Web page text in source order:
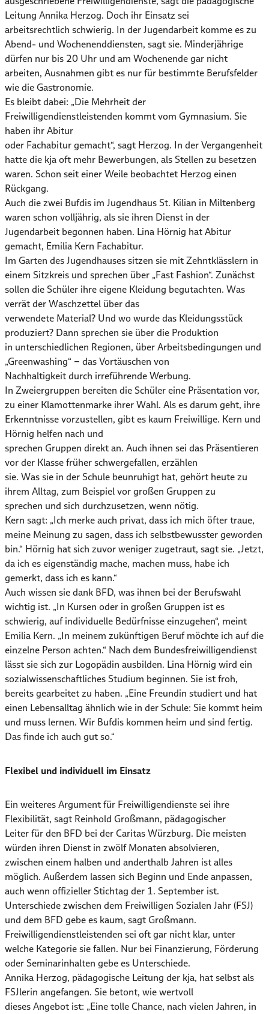
Leitung Annika Herzog. Doch ihr Einsatz sei
arbeitsrechtlich schwierig. In der Jugendarbeit komme es zu
Abend- und Wochenenddiensten, sagt sie. Minderjährige
dürfen nur bis 20 Uhr und am Wochenende gar nicht
arbeiten, Ausnahmen gibt es nur für bestimmte Berufsfelder
wie die Gastronomie.
Es bleibt dabei: „Die Mehrheit der
Freiwilligendienstleistenden kommt vom Gymnasium. Sie
haben ihr Abitur
oder Fachabitur gemacht“, sagt Herzog. In der Vergangenheit
hatte die kja oft mehr Bewerbungen, als Stellen zu besetzen
waren. Schon seit einer Weile beobachtet Herzog einen
Rückgang.
Auch die zwei Bufdis im Jugendhaus St. Kilian in Miltenberg
waren schon volljährig, als sie ihren Dienst in der
Jugendarbeit begonnen haben. Lina Hörnig hat Abitur
gemacht, Emilia Kern Fachabitur.
Im Garten des Jugendhauses sitzen sie mit Zehntklässlern in
einem Sitzkreis und sprechen über „Fast Fashion“. Zunächst
sollen die Schüler ihre eigene Kleidung begutachten. Was
verrät der Waschzettel über das
verwendete Material? Und wo wurde das Kleidungsstück
produziert? Dann sprechen sie über die Produktion
in unterschiedlichen Regionen, über Arbeitsbedingungen und
„Greenwashing“ – das Vortäuschen von
Nachhaltigkeit durch irreführende Werbung.
In Zweiergruppen bereiten die Schüler eine Präsentation vor,
zu einer Klamottenmarke ihrer Wahl. Als es darum geht, ihre
Erkenntnisse vorzustellen, gibt es kaum Freiwillige. Kern und
Hörnig helfen nach und
sprechen Gruppen direkt an. Auch ihnen sei das Präsentieren
vor der Klasse früher schwergefallen, erzählen
sie. Was sie in der Schule beunruhigt hat, gehört heute zu
ihrem Alltag, zum Beispiel vor großen Gruppen zu
sprechen und sich durchzusetzen, wenn nötig.
Kern sagt: „Ich merke auch privat, dass ich mich öfter traue,
meine Meinung zu sagen, dass ich selbstbewusster geworden
bin.“ Hörnig hat sich zuvor weniger zugetraut, sagt sie. „Jetzt,
da ich es eigenständig mache, machen muss, habe ich
gemerkt, dass ich es kann.“
Auch wissen sie dank BFD, was ihnen bei der Berufswahl
wichtig ist. „In Kursen oder in großen Gruppen ist es
schwierig, auf individuelle Bedürfnisse einzugehen“, meint
Emilia Kern. „In meinem zukünftigen Beruf möchte ich auf die
einzelne Person achten.“ Nach dem Bundesfreiwilligendienst
lässt sie sich zur Logopädin ausbilden. Lina Hörnig wird ein
sozialwissenschaftliches Studium beginnen. Sie ist froh,
bereits gearbeitet zu haben. „Eine Freundin studiert und hat
einen Lebensalltag ähnlich wie in der Schule: Sie kommt heim
und muss lernen. Wir Bufdis kommen heim und sind fertig.
Das finde ich auch gut so.“
Flexibel und individuell im Einsatz
Ein weiteres Argument für Freiwilligendienste sei ihre
Flexibilität, sagt Reinhold Großmann, pädagogischer
Leiter für den BFD bei der Caritas Würzburg. Die meisten
würden ihren Dienst in zwölf Monaten absolvieren,
zwischen einem halben und anderthalb Jahren ist alles
möglich. Außerdem lassen sich Beginn und Ende anpassen,
auch wenn offizieller Stichtag der 1. September ist.
Unterschiede zwischen dem Freiwilligen Sozialen Jahr (FSJ)
und dem BFD gebe es kaum, sagt Großmann.
Freiwilligendienstleistenden sei oft gar nicht klar, unter
welche Kategorie sie fallen. Nur bei Finanzierung, Förderung
oder Seminarinhalten gebe es Unterschiede.
Annika Herzog, pädagogische Leitung der kja, hat selbst als
FSJlerin angefangen. Sie betont, wie wertvoll
dieses Angebot ist: „Eine tolle Chance, nach vielen Jahren, in